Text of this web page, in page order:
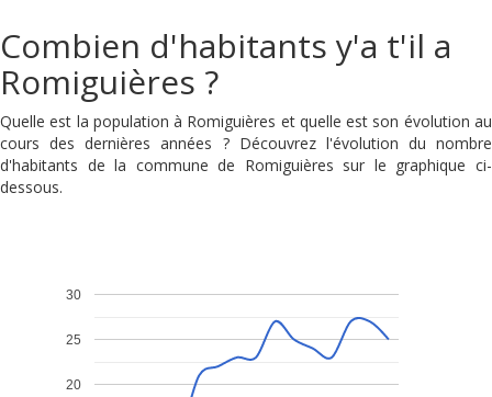
Combien d'habitants y'a t'il a
Romiguières ?
Quelle est la population à Romiguières et quelle est son évolution au
cours des dernières années ? Découvrez l'évolution du nombre
d'habitants de la commune de Romiguières sur le graphique ci-
dessous.
20
25
30